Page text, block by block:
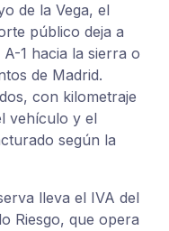
de la Vega, el
público deja a
A-1 hacia la sierra o
de Madrid.
con kilometraje
vehículo y el
según la
lleva el IVA del
Riesgo, que opera